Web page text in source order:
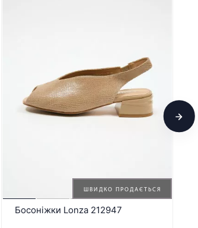
ШВИДКО ПРОДАЄТЬСЯ
Босоніжки Lonza 212947